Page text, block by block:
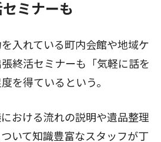
ミナーも
入れている町内会館や地域ケ
終活セミナーも「気軽に話を
を得ているという。
おける流れの説明や遺品整理
いて知識豊富なスタッフが丁